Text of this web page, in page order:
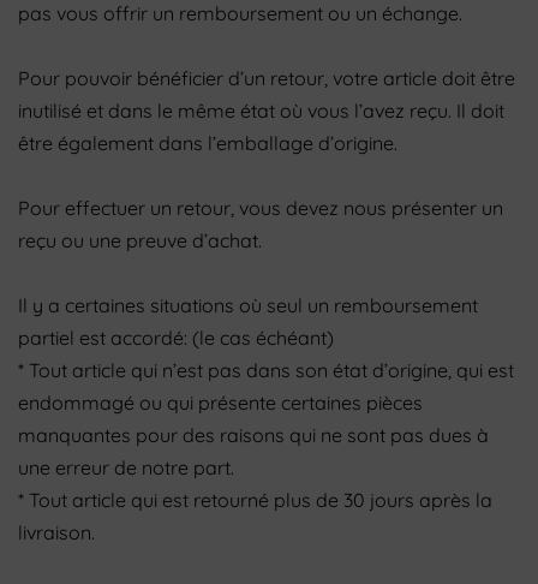
pas vous offrir un remboursement ou un échange.
Pour pouvoir bénéficier d’un retour, votre article doit être
inutilisé et dans le même état où vous l’avez reçu. Il doit
être également dans l’emballage d’origine.
Pour effectuer un retour, vous devez nous présenter un
reçu ou une preuve d’achat.
Il y a certaines situations où seul un remboursement
partiel est accordé: (le cas échéant)
* Tout article qui n’est pas dans son état d’origine, qui est
endommagé ou qui présente certaines pièces
manquantes pour des raisons qui ne sont pas dues à
une erreur de notre part.
* Tout article qui est retourné plus de 30 jours après la
livraison.